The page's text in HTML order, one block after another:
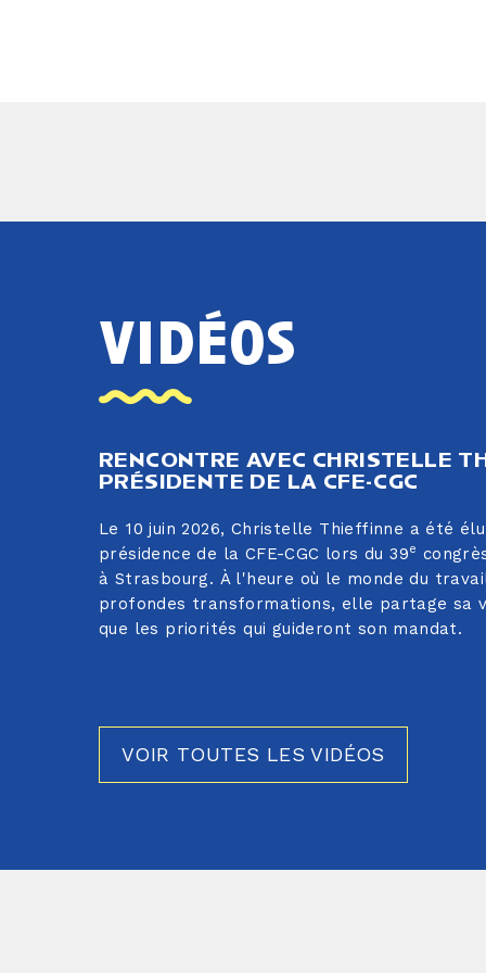
vidéos
RENCONTRE AVEC CHRISTELLE
PRÉSIDENTE DE LA CFE-CGC
Le 10 juin 2026, Christelle Thieffinne a été
présidence de la CFE-CGC lors du 39e
à Strasbourg. À l'heure où le monde du
profondes transformations, elle partage sa
que les priorités qui guideront son mandat.
VOIR TOUTES LES VIDÉOS